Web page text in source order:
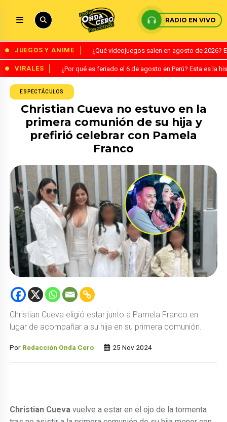
RADIO EN VIVO
JUEGOS Y ANIME ¿Qué videojuegos salen en agosto de
VIRALES ¿Por qué es feriado el 6 de agosto en Perú? Esta es la
ESPECTÁCULOS
Christian Cueva no estuvo en la
primera comunión de su hija y
prefirió celebrar con Pamela
Franco
Christian Cueva eligió estar junto a Pamela Franco en
lugar de acompañar a su hija en su primera comunión.
Por Redacción Onda Cero 25 Nov 2024
Christian Cueva vuelve a estar en el ojo de la tormenta